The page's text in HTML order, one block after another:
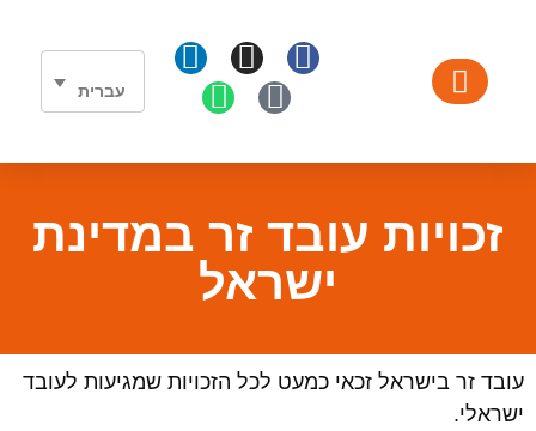
עברית
זכויות עובד זר במדינת
ישראל
עובד זר בישראל זכאי כמעט לכל הזכויות שמגיעות לעובד
ישראלי.